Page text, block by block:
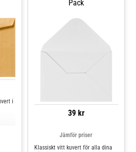
i
Pack
39 kr
Jämför priser
Klassiskt vitt kuvert för alla dina